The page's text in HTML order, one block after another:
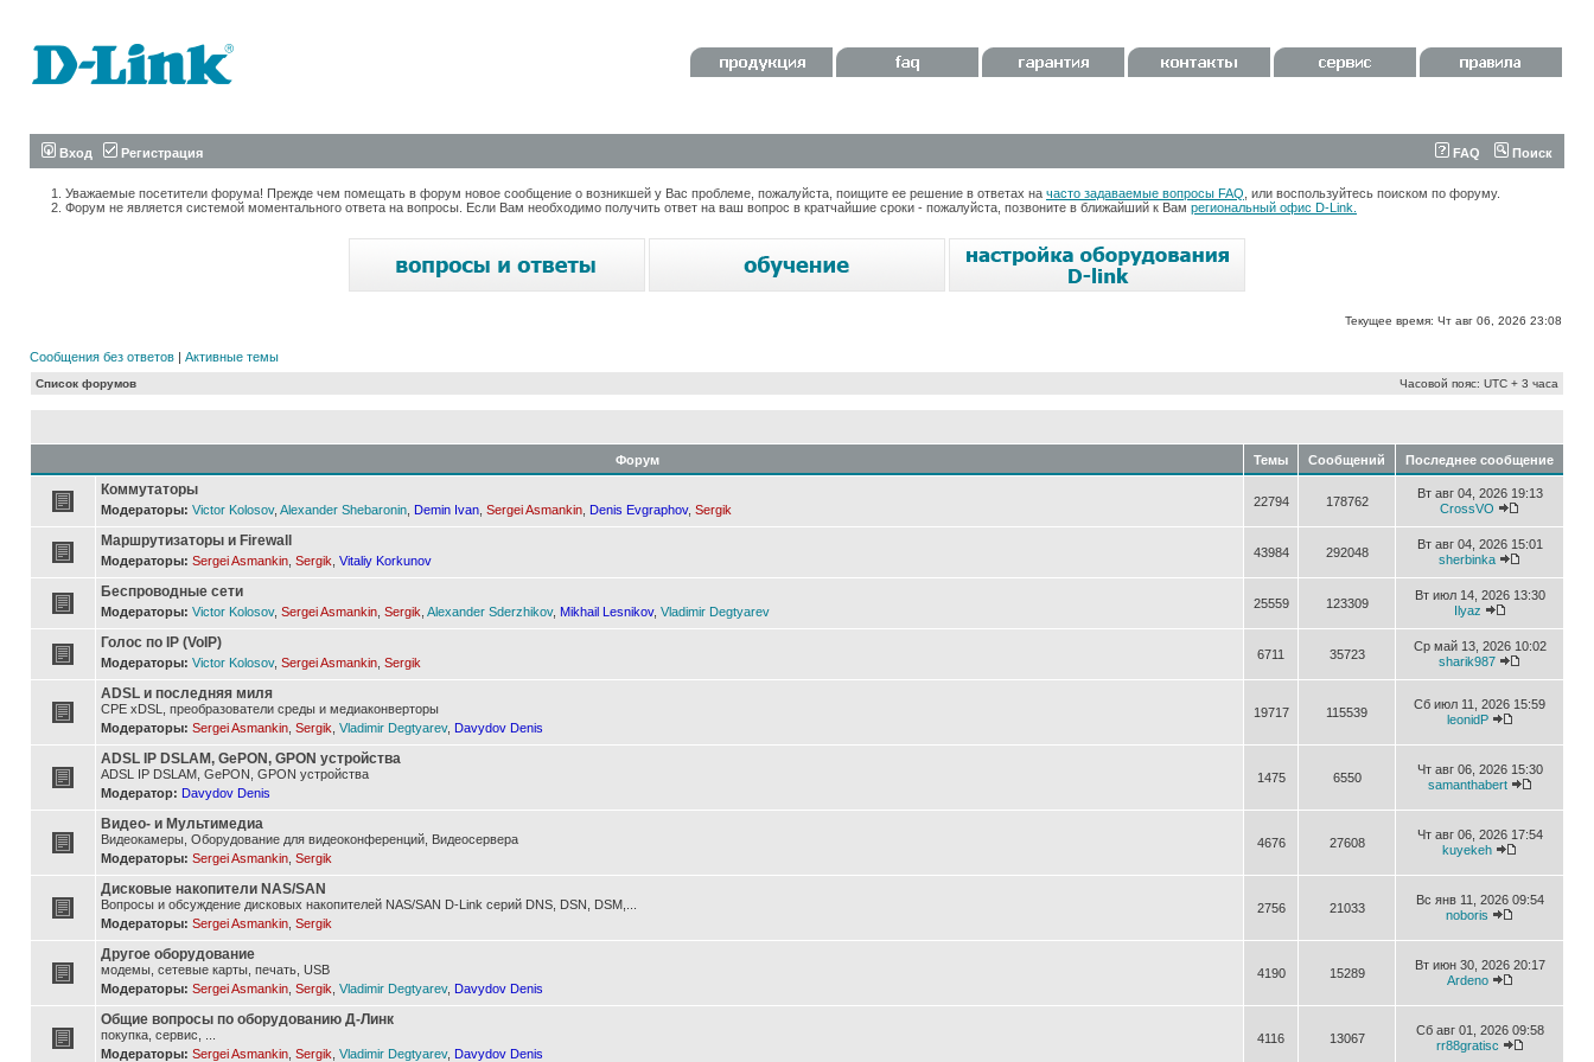
Вход Регистрация FAQ Поиск
Уважаемые посетители форума! Прежде чем помещать в форум новое сообщение о возникшей у Вас проблеме, пожалуйста, поищите ее решение в ответах на часто задаваемые вопросы FAQ , или воспользуйтесь поиском по форуму.
Форум не является системой моментального ответа на вопросы. Если Вам необходимо получить ответ на ваш вопрос в кратчайшие сроки - пожалуйста, позвоните в ближайший к Вам региональный офис D-Link.
Текущее время: Чт авг 06, 2026 23:08
Сообщения без ответов | Активные темы
Список форумов Часовой пояс: UTC + 3 часа
Форум Темы Сообщений Последнее сообщение
Коммутаторы
Модераторы: Victor Kolosov, Alexander Shebaronin Demin Ivan Sergei Asmankin Denis Evgraphov, Sergik
22794 178762
Вт авг 04, 2026 19:13
CrossVO
Маршрутизаторы и Firewall
Модераторы: Sergei Asmankin Sergik Vitaliy Korkunov
43984 292048
Вт авг 04, 2026 15:01
sherbinka
Беспроводные сети
Модераторы: Victor Kolosov, Sergei Asmankin Sergik Alexander Sderzhikov, Mikhail Lesnikov, Vladimir Degtyarev
25559 123309
Вт июл 14, 2026 13:30
Ilyaz
Голос по IP (VoIP)
Модераторы: Victor Kolosov, Sergei Asmankin Sergik
6711 35723
Ср май 13, 2026 10:02
sharik987
ADSL и последняя миля
CPE xDSL, преобразователи среды и медиаконверторы
Модераторы: Sergei Asmankin Sergik Vladimir Degtyarev, Davydov Denis
19717 115539
Сб июл 11, 2026 15:59
leonidP
ADSL IP DSLAM, GePON, GPON устройства
ADSL IP DSLAM, GePON, GPON устройства
Модератор: Davydov Denis
1475 6550
Чт авг 06, 2026 15:30
samanthabert
Видео- и Мультимедиа
Видеокамеры, Оборудование для видеоконференций, Видеосервера
Модераторы: Sergei Asmankin Sergik
4676 27608
Чт авг 06, 2026 17:54
kuyekeh
Дисковые накопители NAS/SAN
Вопросы и обсуждение дисковых накопителей NAS/SAN D-Link серий DNS, DSN, DSM,...
Модераторы: Sergei Asmankin Sergik
2756 21033
Вс янв 11, 2026 09:54
noboris
Другое оборудование
модемы, сетевые карты, печать, USB
Модераторы: Sergei Asmankin Sergik Vladimir Degtyarev, Davydov Denis
4190 15289
Вт июн 30, 2026 20:17
Ardeno
Общие вопросы по оборудованию Д-Линк
покупка, сервис, ...
Модераторы: Sergei Asmankin Sergik Vladimir Degtyarev, Davydov Denis
4116 13067
Сб авг 01, 2026 09:58
rr88gratisc